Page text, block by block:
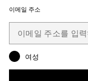
이메일 주소
여성